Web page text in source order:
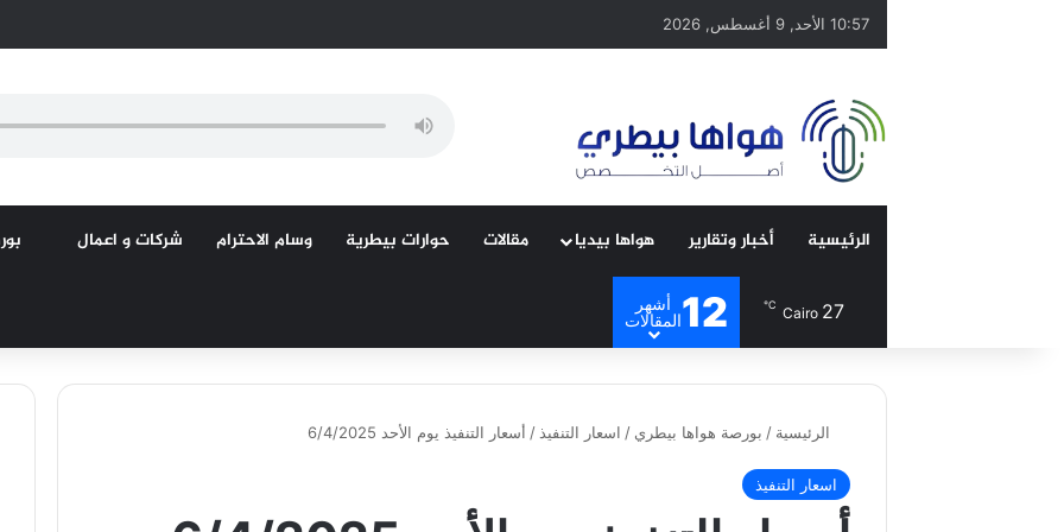
10:57 الأحد, 9 أغسطس, 2026
الرئيسية أخبار وتقارير هواها بيديا مقالات حوارات بيطرية وسام الاحترام شركات و اعمال
Cairo 27
℃
12
أشهر
المقالات
الرئيسية / بورصة هواها بيطري / اسعار التنفيذ / أسعار التنفيذ يوم الأحد 6/4/2025
اسعار التنفيذ